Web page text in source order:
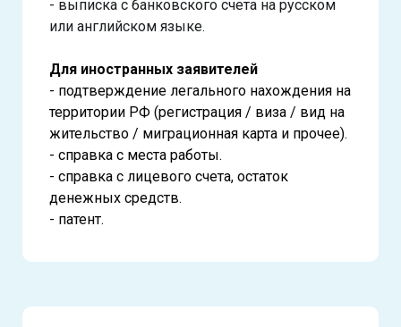
- выписка с банковского счета на русском
или английском языке.
Для иностранных заявителей
- подтверждение легального нахождения на
территории РФ (регистрация / виза / вид на
жительство / миграционная карта и прочее).
- справка с места работы.
- справка с лицевого счета, остаток
денежных средств.
- патент.